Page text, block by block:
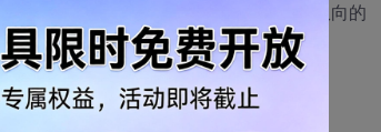
）打印机设置后没用，打印出来也是纵向的